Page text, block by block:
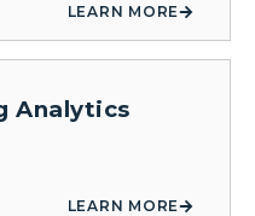
LEARN MORE
Analytics
LEARN MORE